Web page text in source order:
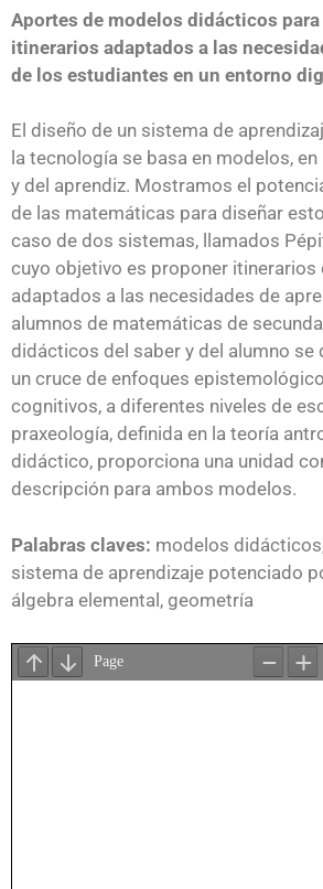
Aportes de modelos didácticos
itinerarios adaptados a las
de los estudiantes en un entorno
El diseño de un sistema de
la tecnología se basa en modelos,
y del aprendiz. Mostramos el
de las matemáticas para diseñar
caso de dos sistemas, llamados
cuyo objetivo es proponer itinerarios
adaptados a las necesidades de
alumnos de matemáticas de
didácticos del saber y del alumno se
un cruce de enfoques
cognitivos, a diferentes niveles de
praxeología, definida en la teoría
didáctico, proporciona una unidad
descripción para ambos modelos.
Palabras claves: modelos
sistema de aprendizaje potenciado
álgebra elemental, geometría